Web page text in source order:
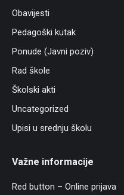
Obavijesti
Pedagoški kutak
Ponude (Javni poziv)
Rad škole
Školski akti
Uncategorized
Upisi u srednju školu
Važne informacije
Red button – Online prijava